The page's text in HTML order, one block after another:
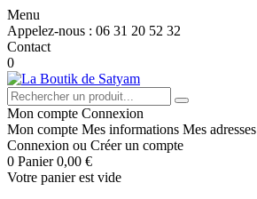
Menu
Appelez-nous : 06 31 20 52 32
Contact
0
Mon compte Connexion
Mon compte Mes informations Mes adresses
Connexion ou Créer un compte
0 Panier 0,00 €
Votre panier est vide